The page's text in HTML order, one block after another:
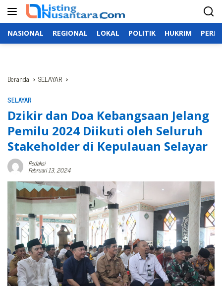
konten
NASIONAL REGIONAL LOKAL POLITIK HUKRIM
Beranda SELAYAR
SELAYAR
Dzikir dan Doa Kebangsaan Jelang
Pemilu 2024 Diikuti oleh Seluruh
Stakeholder di Kepulauan Selayar
Redaksi
Februari 13, 2024